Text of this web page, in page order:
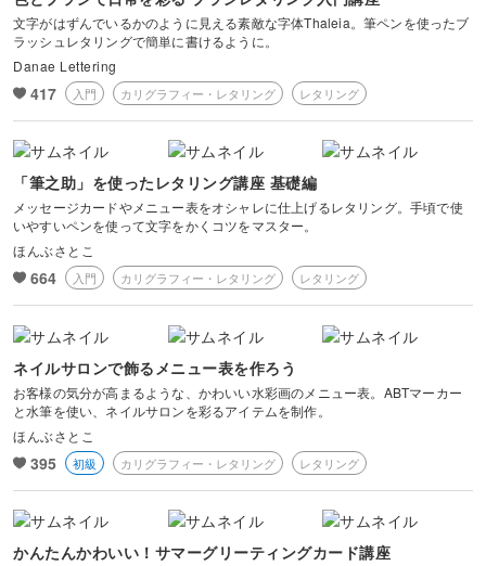
文字がはずんでいるかのように見える素敵な字体Thaleia。筆ペンを使ったブ
ラッシュレタリングで簡単に書けるように。
Danae Lettering
417 入門 カリグラフィー・レタリング レタリング
「筆之助」を使ったレタリング講座 基礎編
メッセージカードやメニュー表をオシャレに仕上げるレタリング。手頃で使
いやすいペンを使って文字をかくコツをマスター。
ほんぶさとこ
664 入門 カリグラフィー・レタリング レタリング
ネイルサロンで飾るメニュー表を作ろう
お客様の気分が高まるような、かわいい水彩画のメニュー表。ABTマーカー
と水筆を使い、ネイルサロンを彩るアイテムを制作。
ほんぶさとこ
395 初級 カリグラフィー・レタリング レタリング
かんたんかわいい！サマーグリーティングカード講座